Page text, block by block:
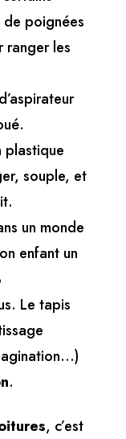
poignées
ranger les
plastique
souple, et
un monde
enfant un
Le tapis
.
, c’est